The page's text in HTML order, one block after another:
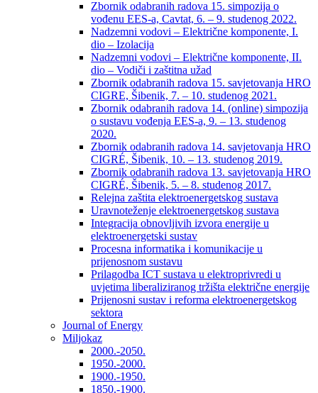
Zbornik odabranih radova 15. simpozija o
vođenu EES-a, Cavtat, 6. – 9. studenog 2022.
Nadzemni vodovi – Električne komponente, I.
dio – Izolacija
Nadzemni vodovi – Električne komponente, II.
dio – Vodiči i zaštitna užad
Zbornik odabranih radova 15. savjetovanja HRO
CIGRE, Šibenik, 7. – 10. studenog 2021.
Zbornik odabranih radova 14. (online) simpozija
o sustavu vođenja EES-a, 9. – 13. studenog
2020.
Zbornik odabranih radova 14. savjetovanja HRO
CIGRÉ, Šibenik, 10. – 13. studenog 2019.
Zbornik odabranih radova 13. savjetovanja HRO
CIGRÉ, Šibenik, 5. – 8. studenog 2017.
Relejna zaštita elektroenergetskog sustava
Uravnoteženje elektroenergetskog sustava
Integracija obnovljivih izvora energije u
elektroenergetski sustav
Procesna informatika i komunikacije u
prijenosnom sustavu
Prilagodba ICT sustava u elektroprivredi u
uvjetima liberaliziranog tržišta električne energije
Prijenosni sustav i reforma elektroenergetskog
sektora
Journal of Energy
Miljokaz
2000.-2050.
1950.-2000.
1900.-1950.
1850.-1900.